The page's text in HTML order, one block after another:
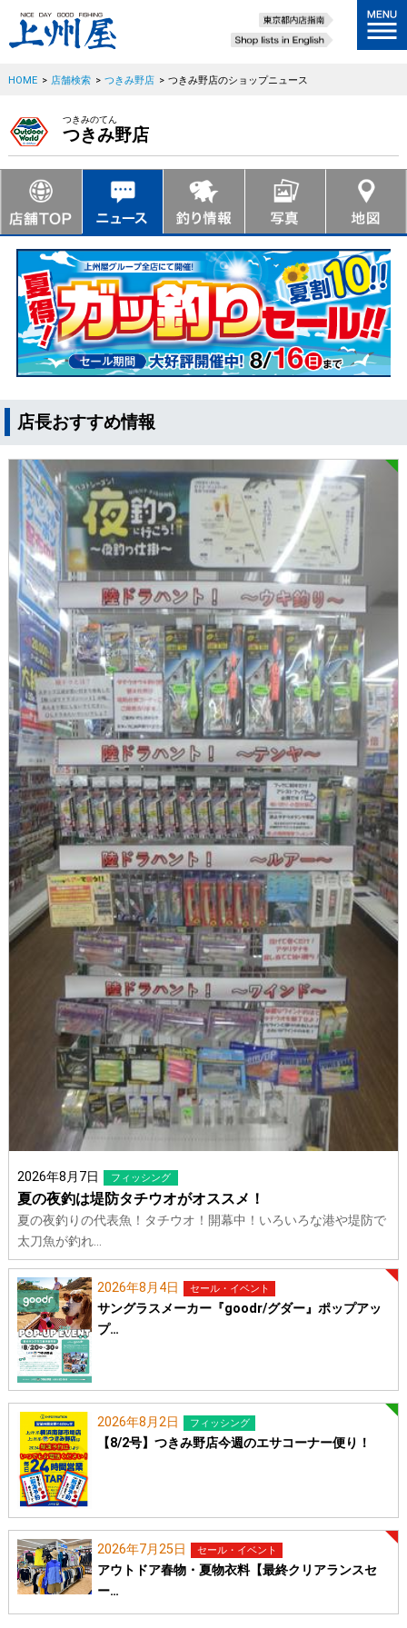
HOME > 店舗検索 > つきみ野店 > つきみ野店のショップニュース
つきみのてん
つきみ野店
店長おすすめ情報
2026年8月7日 フィッシング
夏の夜釣は堤防タチウオがオススメ！
夏の夜釣りの代表魚！タチウオ！開幕中！いろいろな港や堤防で
太刀魚が釣れ…
2026年8月4日 セール・イベント
サングラスメーカー『goodr/グダー』ポップアッ
プ…
2026年8月2日 フィッシング
【8/2号】つきみ野店今週のエサコーナー便り！
2026年7月25日 セール・イベント
アウトドア春物・夏物衣料【最終クリアランスセ
ー…